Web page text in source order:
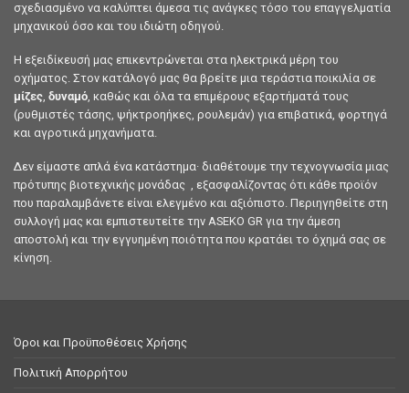
σχεδιασμένο να καλύπτει άμεσα τις ανάγκες τόσο του επαγγελματία
μηχανικού όσο και του ιδιώτη οδηγού.
Η εξειδίκευσή μας επικεντρώνεται στα ηλεκτρικά μέρη του
οχήματος. Στον κατάλογό μας θα βρείτε μια τεράστια ποικιλία σε
μίζες, δυναμό, καθώς και όλα τα επιμέρους εξαρτήματά τους
(ρυθμιστές τάσης, ψήκτροηήκες, ρουλεμάν) για επιβατικά, φορτηγά
και αγροτικά μηχανήματα.
Δεν είμαστε απλά ένα κατάστημα· διαθέτουμε την τεχνογνωσία μιας
πρότυπης βιοτεχνικής μονάδας , εξασφαλίζοντας ότι κάθε προϊόν
που παραλαμβάνετε είναι ελεγμένο και αξιόπιστο. Περιηγηθείτε στη
συλλογή μας και εμπιστευτείτε την ASEKO GR για την άμεση
αποστολή και την εγγυημένη ποιότητα που κρατάει το όχημά σας σε
κίνηση.
Όροι και Προϋποθέσεις Χρήσης
Πολιτική Απορρήτου